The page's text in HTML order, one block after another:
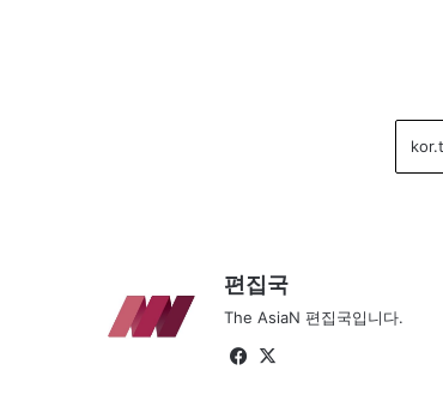
편집국
The AsiaN 편집국입니다.
Fa